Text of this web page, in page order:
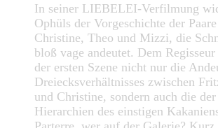
In seiner LIEBELEI-Verfilmung
Ophüls der Vorgeschichte der
Christine, Theo und Mizzi, die
bloß vage andeutet. Dem
der ersten Szene nicht nur die
Dreiecksverhältnisses zwischen
und Christine, sondern auch die
Hierarchien des einstigen